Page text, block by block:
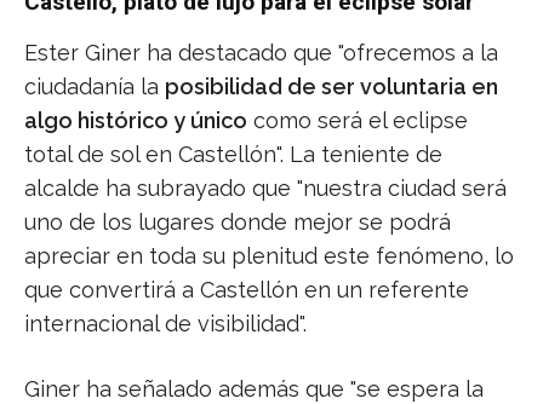
Ester Giner ha destacado que "ofrecemos a la
ciudadanía la posibilidad de ser voluntaria en
algo histórico y único como será el eclipse
total de sol en Castellón". La teniente de
alcalde ha subrayado que "nuestra ciudad será
uno de los lugares donde mejor se podrá
apreciar en toda su plenitud este fenómeno, lo
que convertirá a Castellón en un referente
internacional de visibilidad".
Giner ha señalado además que "se espera la